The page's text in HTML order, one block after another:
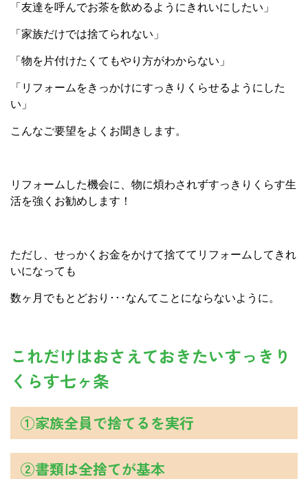
「友達を呼んでお茶を飲めるようにきれいにしたい」
「家族だけでは捨てられない」
「物を片付けたくてもやり方がわからない」
「リフォームをきっかけにすっきりくらせるようにした
い」
こんなご要望をよくお聞きします。
リフォームした機会に、物に煩わされずすっきりくらす生
活を強くお勧めします！
ただし、せっかくお金をかけて捨ててリフォームしてきれ
いになっても
数ヶ月でもとどおり･･･なんてことにならないように。
これだけはおさえておきたいすっきり
くらす七ヶ条
①家族全員で捨てるを実行
②書類は全捨てが基本